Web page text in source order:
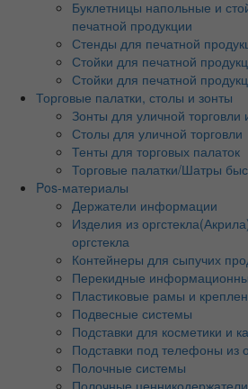
Буклетницы напольные и
печатной продукции
Стенды для печатной
Стойки для печатной
Стойки для печатной
Торговые палатки, столы и зонты
Зонты для уличной торговли
Столы для уличной торговли
Тенты для торговых палаток
Торговые палатки/Шатры
Pos-материалы
Держатели информации
Изделия из
оргстекла
Контейнеры для сыпучих
Перекидные
Пластиковые рамы и
Подвесные системы
Подставки для косметики и
Подставки под телефоны из
Полочные системы
Полочные ценникодержатели